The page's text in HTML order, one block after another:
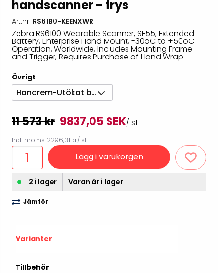
handscanner - frys
Art.nr: RS61B0-KEENXWR
Zebra RS6100 Wearable Scanner, SE55, Extended
Battery, Enterprise Hand Mount, -30oC to +50oC
Operation, Worldwide, Includes Mounting Frame
and Trigger, Requires Purchase of Hand Wrap
Övrigt
Handrem-Utökat batteri / Low temp
11 573 kr 9837,05 SEK/ st
Inkl. moms12296,31 kr/ st
Lägg i varukorgen
2 i lager Varan är i lager
Jämför
Varianter
Tillbehör